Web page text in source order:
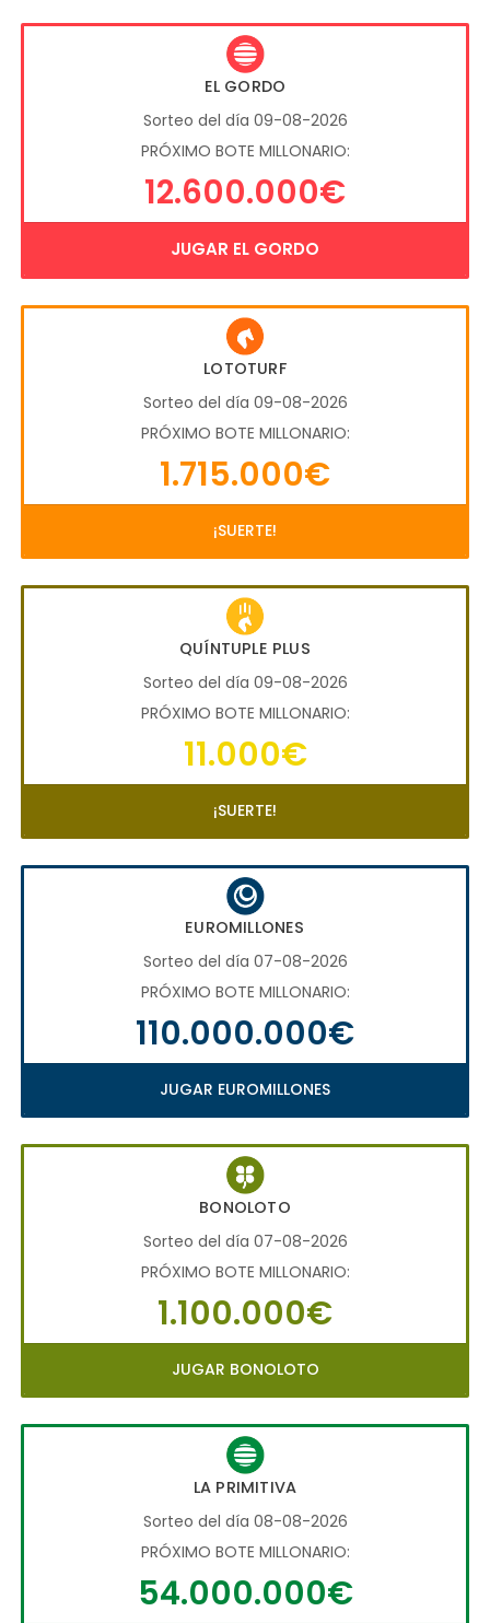
EL GORDO
Sorteo del día 09-08-2026
PRÓXIMO BOTE MILLONARIO:
12.600.000€
JUGAR EL GORDO
LOTOTURF
Sorteo del día 09-08-2026
PRÓXIMO BOTE MILLONARIO:
1.715.000€
¡SUERTE!
QUÍNTUPLE PLUS
Sorteo del día 09-08-2026
PRÓXIMO BOTE MILLONARIO:
11.000€
¡SUERTE!
EUROMILLONES
Sorteo del día 07-08-2026
PRÓXIMO BOTE MILLONARIO:
110.000.000€
JUGAR EUROMILLONES
BONOLOTO
Sorteo del día 07-08-2026
PRÓXIMO BOTE MILLONARIO:
1.100.000€
JUGAR BONOLOTO
LA PRIMITIVA
Sorteo del día 08-08-2026
PRÓXIMO BOTE MILLONARIO:
54.000.000€